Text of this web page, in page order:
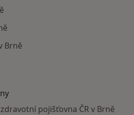
Brně
pojišťovna ČR v Brně